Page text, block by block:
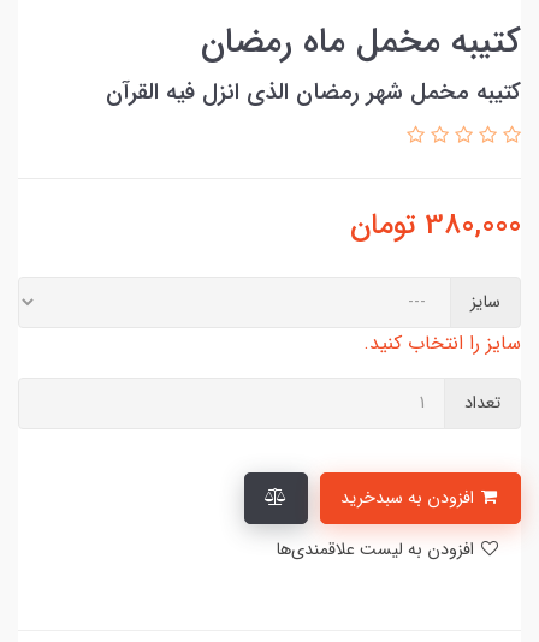
کتیبه مخمل ماه رمضان
کتیبه مخمل شهر رمضان الذی انزل فيه القرآن
380,000 تومان
سایز
سایز را انتخاب کنید.
تعداد